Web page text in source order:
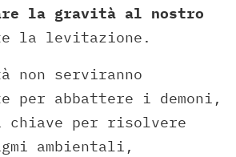
la gravità al nostro
la levitazione.
non serviranno
per abbattere i demoni,
chiave per risolvere
ambientali,